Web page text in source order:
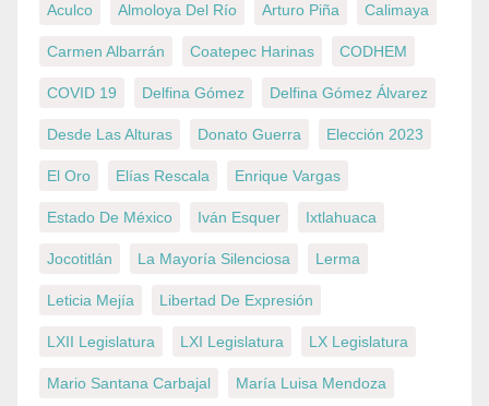
Aculco Almoloya Del Río Arturo Piña Calimaya
Carmen Albarrán Coatepec Harinas CODHEM
COVID 19 Delfina Gómez Delfina Gómez Álvarez
Desde Las Alturas Donato Guerra Elección 2023
El Oro Elías Rescala Enrique Vargas
Estado De México Iván Esquer Ixtlahuaca
Jocotitlán La Mayoría Silenciosa Lerma
Leticia Mejía Libertad De Expresión
LXII Legislatura LXI Legislatura LX Legislatura
Mario Santana Carbajal María Luisa Mendoza